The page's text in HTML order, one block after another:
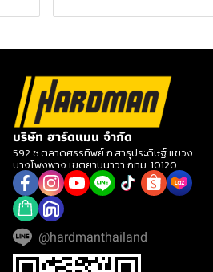
บริษัท ฮาร์ดแมน จำกัด
592 ซ.ตลาดศธรทิพย์ ถ.สาธุประดิษฐ์ แขวง
บางโพงพาง เขตยานนาวา กทม. 10120
@hardmanthailand